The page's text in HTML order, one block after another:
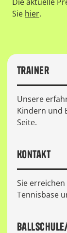
Sie hier.
Trainer
Unsere
Kindern und
Seite.
Kontakt
Sie
Tennisbase